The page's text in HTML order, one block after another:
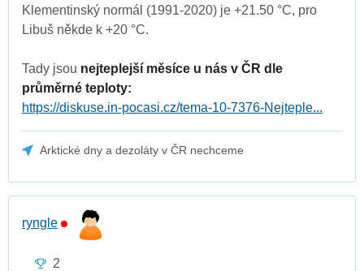
Klementinský normál (1991-2020) je +21.50 °C, pro
Libuš někde k +20 °C.
Tady jsou nejteplejší měsíce u nás v ČR dle
průměrné teploty:
https://diskuse.in-pocasi.cz/tema-10-7376-Nejteple...
Arktické dny a dezoláty v ČR nechceme
ryngle
2